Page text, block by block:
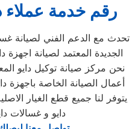
رقم خدمة عملاء
تحدث مع الدعم الفني لصيانة
الجديدة المعتمد لصيانة اجهزة
نحن مركز صيانة توكيل دايو
أعمال الصيانة الخاصة باجهزة
يتوفر لنا جميع قطع الغيار
دايو و غسالات